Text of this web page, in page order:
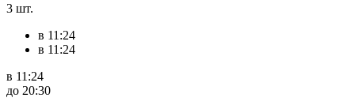
3 шт.
в 11:24
в 11:24
в 11:24
до 20:30